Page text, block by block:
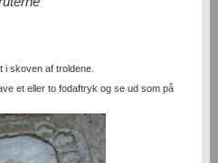
i skoven af troldene.
et eller to fodaftryk og se ud som på